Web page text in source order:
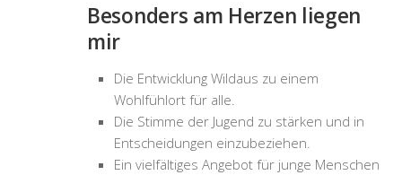
Besonders am Herzen liegen
mir
Die Entwicklung Wildaus zu einem
Wohlfühlort für alle.
Die Stimme der Jugend zu stärken und in
Entscheidungen einzubeziehen.
Ein vielfältiges Angebot für junge Menschen